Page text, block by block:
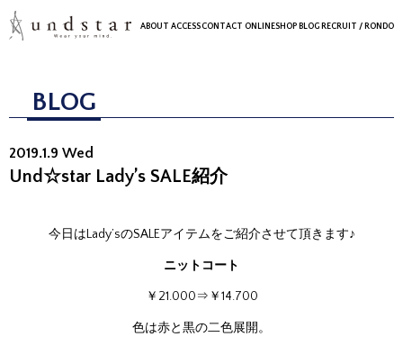
ABOUT ACCESSCONTACT ONLINESHOP BLOG RECRUIT / RONDO
BLOG
2019.1.9 Wed
Und☆star Lady’s SALE紹介
今日はLady’sのSALEアイテムをご紹介させて頂きます♪
ニットコート
￥21.000⇒￥14.700
色は赤と黒の二色展開。